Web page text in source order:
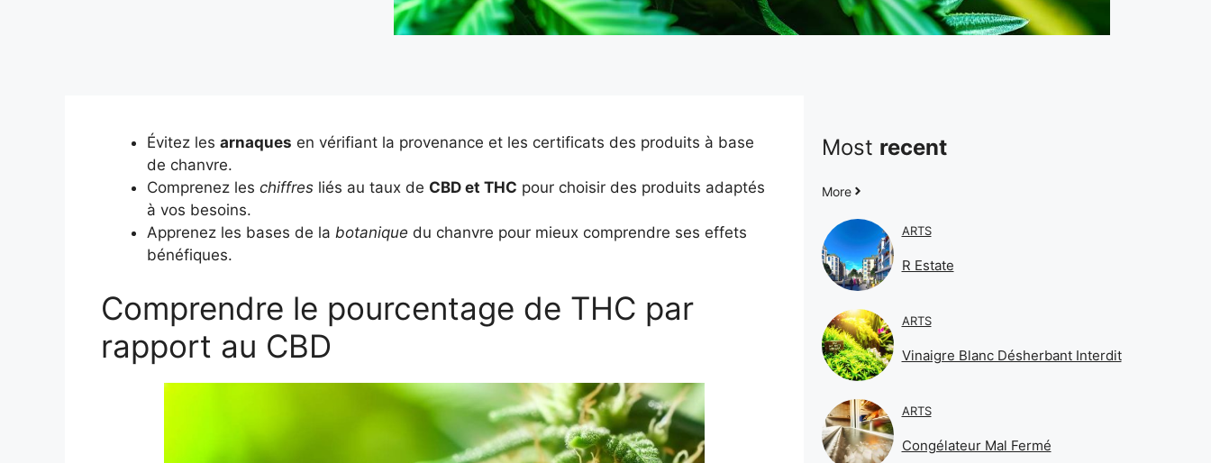
Évitez les arnaques en vérifiant la provenance et les certificats des produits à base
de chanvre.
Comprenez les chiffres liés au taux de CBD et THC pour choisir des produits adaptés
à vos besoins.
Apprenez les bases de la botanique du chanvre pour mieux comprendre ses effets
bénéfiques.
Comprendre le pourcentage de THC par
rapport au CBD
Most recent
More
ARTS
R Estate
ARTS
Vinaigre Blanc Désherbant Interdit
ARTS
Congélateur Mal Fermé